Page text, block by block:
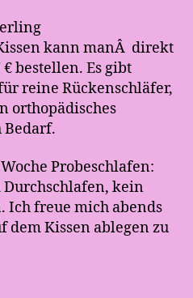
kann manÂ direkt
bestellen. Es gibt
reine Rückenschläfer,
orthopädisches
Bedarf.
Probeschlafen:
Durchschlafen, kein
Ich freue mich abends
dem Kissen ablegen zu